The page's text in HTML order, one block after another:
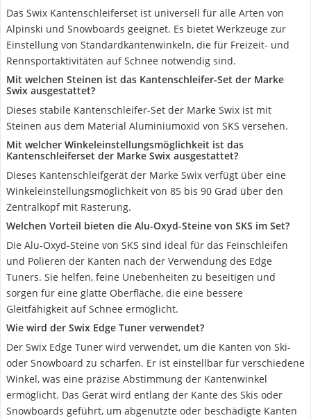
Das Swix Kantenschleiferset ist universell für alle Arten von
Alpinski und Snowboards geeignet. Es bietet Werkzeuge zur
Einstellung von Standardkantenwinkeln, die für Freizeit- und
Rennsportaktivitäten auf Schnee notwendig sind.
Mit welchen Steinen ist das Kantenschleifer-Set der Marke
Swix ausgestattet?
Dieses stabile Kantenschleifer-Set der Marke Swix ist mit
Steinen aus dem Material Aluminiumoxid von SKS versehen.
Mit welcher Winkeleinstellungsmöglichkeit ist das
Kantenschleiferset der Marke Swix ausgestattet?
Dieses Kantenschleifgerät der Marke Swix verfügt über eine
Winkeleinstellungsmöglichkeit von 85 bis 90 Grad über den
Zentralkopf mit Rasterung.
Welchen Vorteil bieten die Alu-Oxyd-Steine von SKS im Set?
Die Alu-Oxyd-Steine von SKS sind ideal für das Feinschleifen
und Polieren der Kanten nach der Verwendung des Edge
Tuners. Sie helfen, feine Unebenheiten zu beseitigen und
sorgen für eine glatte Oberfläche, die eine bessere
Gleitfähigkeit auf Schnee ermöglicht.
Wie wird der Swix Edge Tuner verwendet?
Der Swix Edge Tuner wird verwendet, um die Kanten von Ski-
oder Snowboard zu schärfen. Er ist einstellbar für verschiedene
Winkel, was eine präzise Abstimmung der Kantenwinkel
ermöglicht. Das Gerät wird entlang der Kante des Skis oder
Snowboards geführt, um abgenutzte oder beschädigte Kanten